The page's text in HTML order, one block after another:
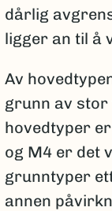
dårlig
ligger an til å
Av
grunn av stor
hovedtyper
og M4 er det
grunntyper
annen